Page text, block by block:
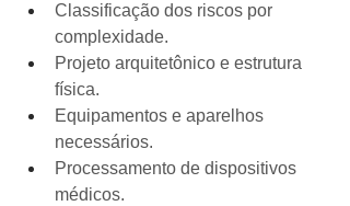
Classificação dos riscos por
complexidade.
Projeto arquitetônico e estrutura
física.
Equipamentos e aparelhos
necessários.
Processamento de dispositivos
médicos.